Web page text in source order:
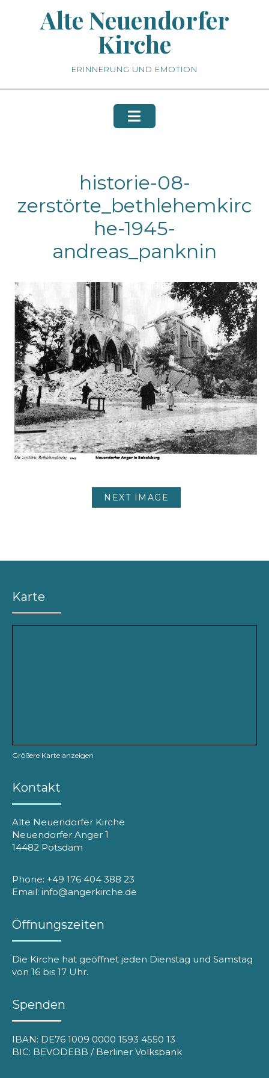
Alte Neuendorfer
Kirche
ERINNERUNG UND EMOTION
historie-08-
zerstörte_bethlehemkirc
he-1945-
andreas_panknin
NEXT IMAGE
Karte
Größere Karte anzeigen
Kontakt
Alte Neuendorfer Kirche
Neuendorfer Anger 1
14482 Potsdam
Phone: +49 176 404 388 23
Email: info@angerkirche.de
Öffnungszeiten
Die Kirche hat geöffnet jeden Dienstag und Samstag
von 16 bis 17 Uhr.
Spenden
IBAN: DE76 1009 0000 1593 4550 13
BIC: BEVODEBB / Berliner Volksbank